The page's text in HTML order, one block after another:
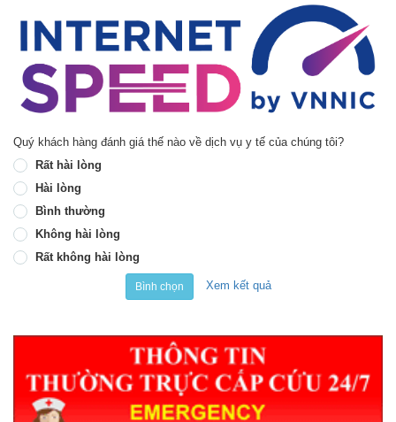
Quý khách hàng đánh giá thế nào về dịch vụ y tế của chúng tôi?
Rất hài lòng
Hài lòng
Bình thường
Không hài lòng
Rất không hài lòng
Bình chọn Xem kết quả